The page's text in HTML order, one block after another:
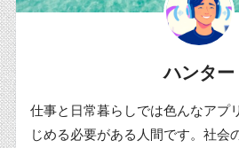
ハンター
仕事と日常暮らしでは色んなアプ
じめる必要がある人間です。社会